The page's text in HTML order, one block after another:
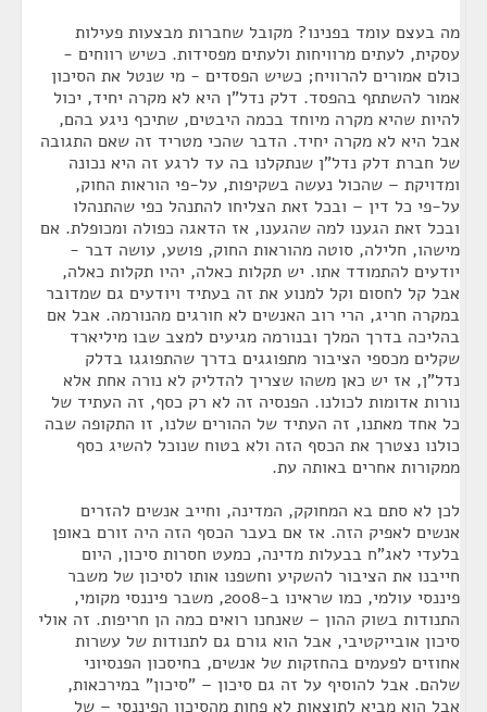
מה בעצם עומד בפנינו? מקובל שחברות מבצעות פעילות
עסקית, לעתים מרוויחות ולעתים מפסידות. כשיש רווחים -
כולם אמורים להרוויח; כשיש הפסדים - מי שנטל את הסיכון
אמור להשתתף בהפסד. דלק נדל"ן היא לא מקרה יחיד, יכול
להיות שהיא מקרה מיוחד בכמה היבטים, שתיכף ניגע בהם,
אבל היא לא מקרה יחיד. הדבר שהכי מטריד זה שאם התגובה
של חברת דלק נדל"ן שנתקלנו בה עד לרגע זה היא נכונה
ומדויקת – שהכול נעשה בשקיפות, על-פי הוראות החוק,
על-פי כל דין – ובכל זאת הצליחו להתנהל כפי שהתנהלו
ובכל זאת הגענו למה שהגענו, אז הדאגה כפולה ומכופלת. אם
מישהו, חלילה, סוטה מהוראות החוק, פושע, עושה דבר -
יודעים להתמודד אתו. יש תקלות כאלה, יהיו תקלות כאלה,
אבל קל לחסום וקל למנוע את זה בעתיד ויודעים גם שמדובר
במקרה חריג, הרי רוב האנשים לא חורגים מהנורמה. אבל אם
בהליכה בדרך המלך ובנורמה מגיעים למצב שבו מיליארד
שקלים מכספי הציבור מתפוגגים בדרך שהתפוגגו בדלק
נדל"ן, אז יש כאן משהו שצריך להדליק לא נורה אחת אלא
נורות אדומות לכולנו. הפנסיה זה לא רק כסף, זה העתיד של
כל אחד מאתנו, זה העתיד של ההורים שלנו, זו התקופה שבה
כולנו נצטרך את הכסף הזה ולא בטוח שנוכל להשיג כסף
ממקורות אחרים באותה עת.
לכן לא סתם בא המחוקק, המדינה, וחייב אנשים להזרים
אנשים לאפיק הזה. אז אם בעבר הכסף הזה היה זורם באופן
בלעדי לאג"ח בבעלות מדינה, כמעט חסרות סיכון, היום
חייבנו את הציבור להשקיע וחשפנו אותו לסיכון של משבר
פיננסי עולמי, כמו שראינו ב-2008, משבר פיננסי מקומי,
התנודות בשוק ההון – שאנחנו רואים כמה הן חריפות. זה אולי
סיכון אובייקטיבי, אבל הוא גורם גם לתנודות של עשרות
אחוזים לפעמים בהחזקות של אנשים, בחיסכון הפנסיוני
שלהם. אבל להוסיף על זה גם סיכון – "סיכון" במירכאות,
אבל הוא מביא לתוצאות לא פחות מהסיכון הפיננסי – של